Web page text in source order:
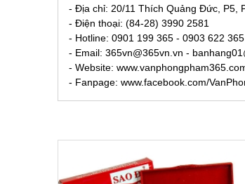
- Địa chỉ: 20/11 Thích Quảng Đức, P5,
- Điện thoại: (84-28) 3990 2581
- Hotline: 0901 199 365 - 0903 622 365
- Email: 365vn@365vn.vn -
- Website:
- Fanpage: www.facebook.com/